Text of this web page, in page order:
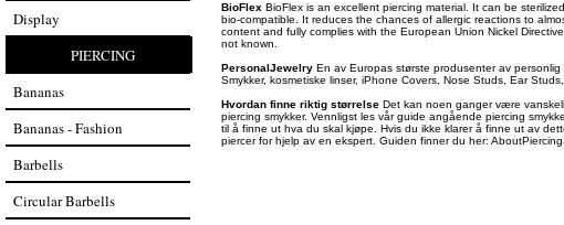
Display
PIERCING
Bananas
Bananas - Fashion
Barbells
Circular Barbells
BioFlex BioFlex is an excellent piercing material. It can be
bio-compatible. It reduces the chances of allergic reactions to
content and fully complies with the European Union Nickel
not known.
PersonalJewelry En av Europas største produsenter av personlig
Smykker, kosmetiske linser, iPhone Covers, Nose Studs, Ear
Hvordan finne riktig størrelse Det kan noen ganger være
piercing smykker. Vennligst les vår guide angående piercing
til å finne ut hva du skal kjøpe. Hvis du ikke klarer å finne ut av
piercer for hjelp av en ekspert. Guiden finner du her: